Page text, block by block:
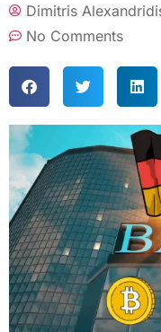
Dimitris
No Comments